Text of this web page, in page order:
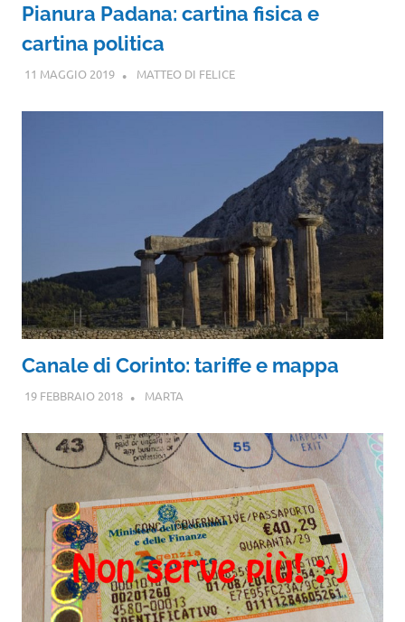
Pianura Padana: cartina fisica e
cartina politica
11 MAGGIO 2019 MATTEO DI FELICE
Canale di Corinto: tariffe e mappa
19 FEBBRAIO 2018 MARTA